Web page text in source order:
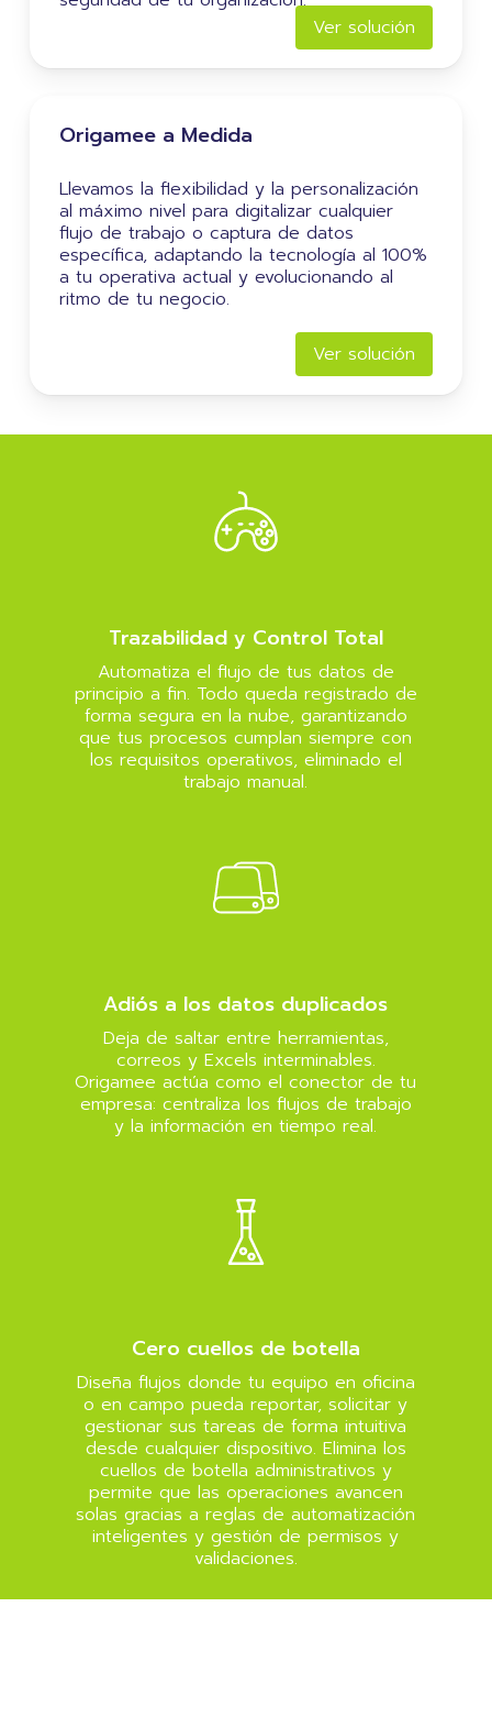
Ver solución
Origamee a Medida
Llevamos la flexibilidad y la personalización
al máximo nivel para digitalizar cualquier
flujo de trabajo o captura de datos
específica, adaptando la tecnología al 100%
a tu operativa actual y evolucionando al
ritmo de tu negocio.
Ver solución
Trazabilidad y Control Total
Automatiza el flujo de tus datos de
principio a fin. Todo queda registrado de
forma segura en la nube, garantizando
que tus procesos cumplan siempre con
los requisitos operativos, eliminado el
trabajo manual.
Adiós a los datos duplicados
Deja de saltar entre herramientas,
correos y Excels interminables.
Origamee actúa como el conector de tu
empresa: centraliza los flujos de trabajo
y la información en tiempo real.
Cero cuellos de botella
Diseña flujos donde tu equipo en oficina
o en campo pueda reportar, solicitar y
gestionar sus tareas de forma intuitiva
desde cualquier dispositivo. Elimina los
cuellos de botella administrativos y
permite que las operaciones avancen
solas gracias a reglas de automatización
inteligentes y gestión de permisos y
validaciones.